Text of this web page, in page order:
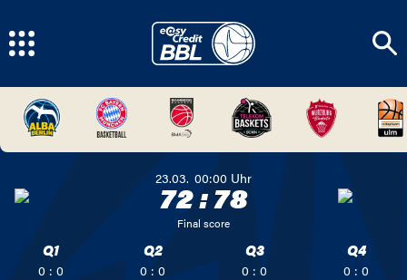
23.03. 00:00 Uhr
72:78
Final score
Q1
0 : 0
Q2
0 : 0
Q3
0 : 0
Q4
0 : 0